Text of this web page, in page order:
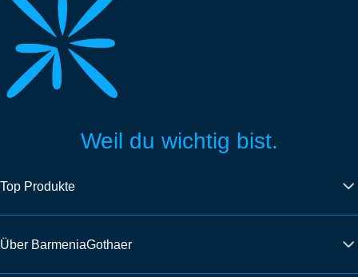
Weil du wichtig bist.
Top Produkte
Über BarmeniaGothaer